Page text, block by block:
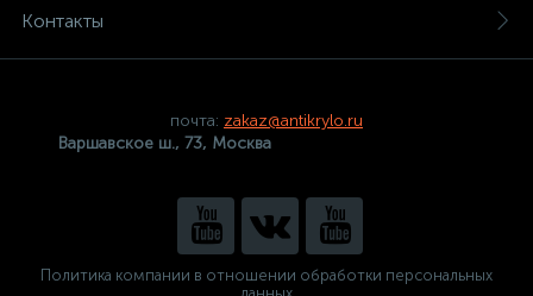
Контакты
почта: zakaz@antikrylo.ru
Варшавское ш., 73, Москва
Политика компании в отношении обработки персональных